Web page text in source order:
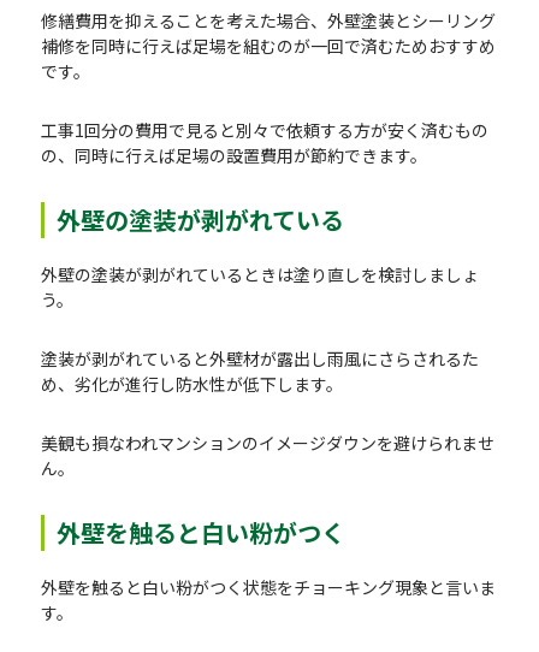
修繕費用を抑えることを考えた場合、外壁塗装とシーリング
補修を同時に行えば足場を組むのが一回で済むためおすすめ
です。
工事1回分の費用で見ると別々で依頼する方が安く済むもの
の、同時に行えば足場の設置費用が節約できます。
外壁の塗装が剥がれている
外壁の塗装が剥がれているときは塗り直しを検討しましょ
う。
塗装が剥がれていると外壁材が露出し雨風にさらされるた
め、劣化が進行し防水性が低下します。
美観も損なわれマンションのイメージダウンを避けられませ
ん。
外壁を触ると白い粉がつく
外壁を触ると白い粉がつく状態をチョーキング現象と言いま
す。